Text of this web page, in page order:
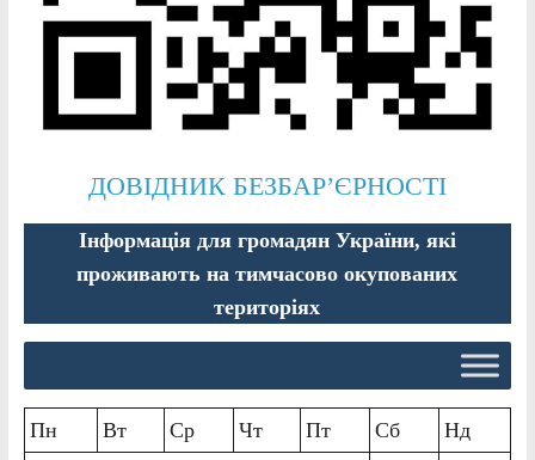
ДОВІДНИК БЕЗБАР’ЄРНОСТІ
Інформація для громадян України, які
проживають на тимчасово окупованих
територіях
Пн Вт Ср Чт Пт Сб
Нд